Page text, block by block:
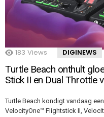
183 Views DIGINEWS
Turtle Beach onthult
Stick II en Dual Throttle
Turtle Beach kondigt vandaag
VelocityOne™ Flightstick II,